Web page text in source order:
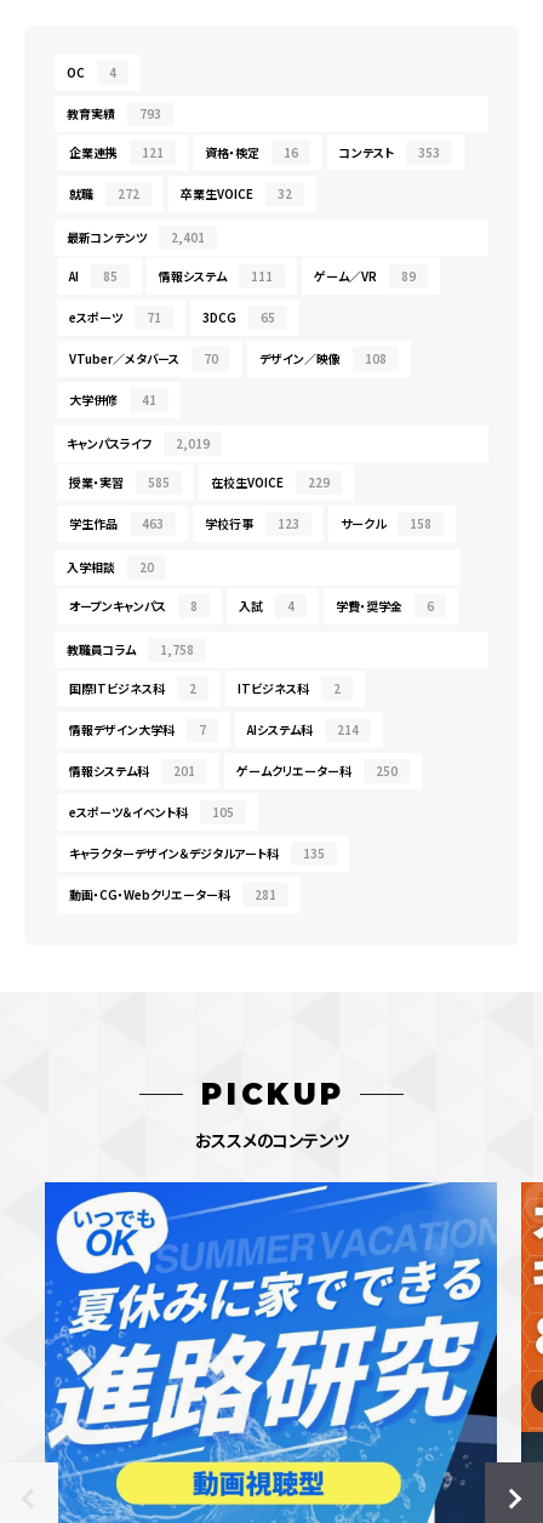
OC 4
教育実績 793
企業連携 121 資格・検定 16 コンテスト 353
就職 272 卒業生VOICE 32
最新コンテンツ 2,401
AI 85 情報システム 111 ゲーム／VR 89
eスポーツ 71 3DCG 65
VTuber／メタバース 70 デザイン／映像 108
大学併修 41
キャンパスライフ 2,019
授業・実習 585 在校生VOICE 229
学生作品 463 学校行事 123 サークル 158
入学相談 20
オープンキャンパス 8 入試 4 学費・奨学金 6
教職員コラム 1,758
国際ITビジネス科 2 ITビジネス科 2
情報デザイン大学科 7 AIシステム科 214
情報システム科 201 ゲームクリエーター科 250
eスポーツ＆イベント科 105
キャラクターデザイン＆デジタルアート科 135
動画・CG・Webクリエーター科 281
PICKUP
おススメのコンテンツ